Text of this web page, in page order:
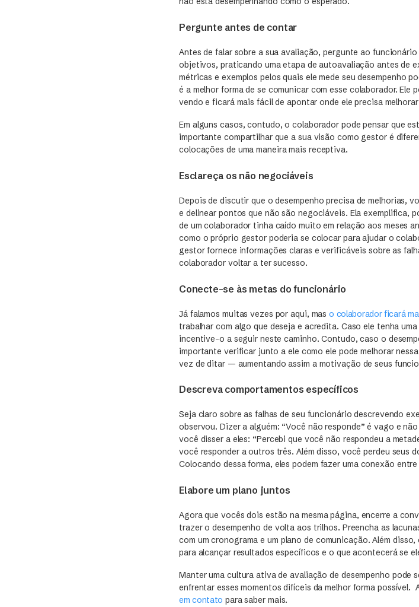
Pergunte antes de contar
Antes de falar sobre a sua avaliação, pergunte ao
objetivos, praticando uma etapa de autoavaliação antes de
métricas e exemplos pelos quais ele mede seu desempenho
é a melhor forma de se comunicar com esse colaborador.
vendo e ficará mais fácil de apontar onde ele precisa
Em alguns casos, contudo, o colaborador pode pensar que
importante compartilhar que a sua visão como gestor é
colocações de uma maneira mais receptiva.
Esclareça os não negociáveis
Depois de discutir que o desempenho precisa de melhorias,
e delinear pontos que não são negociáveis. Ela exemplifica,
de um colaborador tinha caído muito em relação aos meses
como o próprio gestor poderia se colocar para ajudar o
gestor fornece informações claras e verificáveis sobre as
colaborador voltar a ter sucesso.
Conecte-se às metas do funcionário
Já falamos muitas vezes por aqui, maso colaborador ficará
trabalhar com algo que deseja e acredita. Caso ele tenha
incentive-o a seguir neste caminho. Contudo, caso o
importante verificar junto a ele como ele pode melhorar
vez de ditar — aumentando assim a motivação de seus
Descreva comportamentos específicos
Seja claro sobre as falhas de seu funcionário descrevendo
observou. Dizer a alguém: “Você não responde” é vago e
você disser a eles: “Percebi que você não respondeu a
você responder a outros três. Além disso, você perdeu seus
Colocando dessa forma, eles podem fazer uma conexão
Elabore um plano juntos
Agora que vocês dois estão na mesma página, encerre a
trazer o desempenho de volta aos trilhos. Preencha as
com um cronograma e um plano de comunicação. Além
para alcançar resultados específicos e o que acontecerá se
Manter uma cultura ativa de avaliação de desempenho pode
enfrentar esses momentos difíceis da melhor forma possível.
em contato para saber mais.